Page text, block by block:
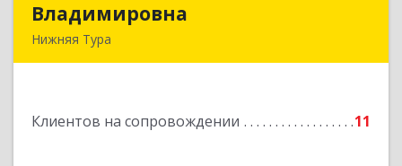
Владимировна
Нижняя Тура
Клиентов на сопровождении 11
Подробнее